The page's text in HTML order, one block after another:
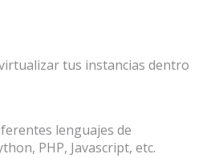
tus instancias dentro
lenguajes de
PHP, Javascript, etc.